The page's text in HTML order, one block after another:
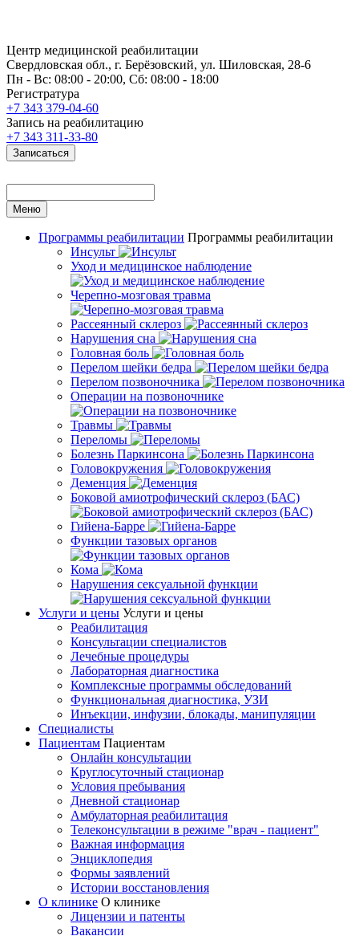
Центр медицинской реабилитации
Свердловская обл., г. Берёзовский, ул. Шиловская, 28-6
Пн - Вс: 08:00 - 20:00, Сб: 08:00 - 18:00
Регистратура
+7 343 379-04-60
Запись на реабилитацию
+7 343 311-33-80
Записаться
Меню
Программы реабилитации Программы реабилитации
Инсульт
Уход и медицинское наблюдение
Черепно-мозговая травма
Рассеянный склероз
Нарушения сна
Головная боль
Перелом шейки бедра
Перелом позвоночника
Операции на позвоночнике
Травмы
Переломы
Болезнь Паркинсона
Головокружения
Деменция
Боковой амиотрофический склероз (БАС)
Гийена-Барре
Функции тазовых органов
Кома
Нарушения сексуальной функции
Услуги и цены Услуги и цены
Реабилитация
Консультации специалистов
Лечебные процедуры
Лабораторная диагностика
Комплексные программы обследований
Функциональная диагностика, УЗИ
Инъекции, инфузии, блокады, манипуляции
Специалисты
Пациентам Пациентам
Онлайн консультации
Круглосуточный стационар
Условия пребывания
Дневной стационар
Амбулаторная реабилитация
Телеконсультации в режиме "врач - пациент"
Важная информация
Энциклопедия
Формы заявлений
Истории восстановления
О клинике О клинике
Лицензии и патенты
Вакансии